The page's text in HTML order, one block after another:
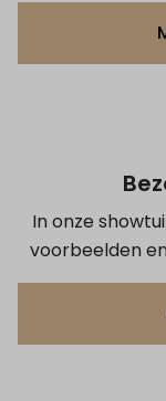
In onze
voorbeelden